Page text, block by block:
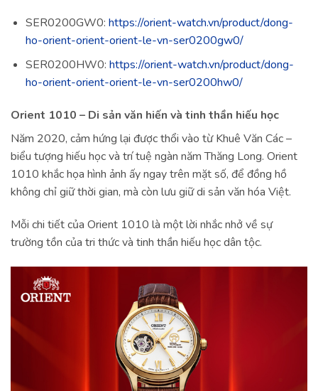
SER0200GW0: https://orient-watch.vn/product/dong-
ho-orient-orient-orient-le-vn-ser0200gw0/
SER0200HW0: https://orient-watch.vn/product/dong-
ho-orient-orient-orient-le-vn-ser0200hw0/
Orient 1010 – Di sản văn hiến và tinh thần hiếu học
Năm 2020, cảm hứng lại được thổi vào từ Khuê Văn Các –
biểu tượng hiếu học và trí tuệ ngàn năm Thăng Long. Orient
1010 khắc họa hình ảnh ấy ngay trên mặt số, để đồng hồ
không chỉ giữ thời gian, mà còn lưu giữ di sản văn hóa Việt.
Mỗi chi tiết của Orient 1010 là một lời nhắc nhở về sự
trường tồn của tri thức và tinh thần hiếu học dân tộc.